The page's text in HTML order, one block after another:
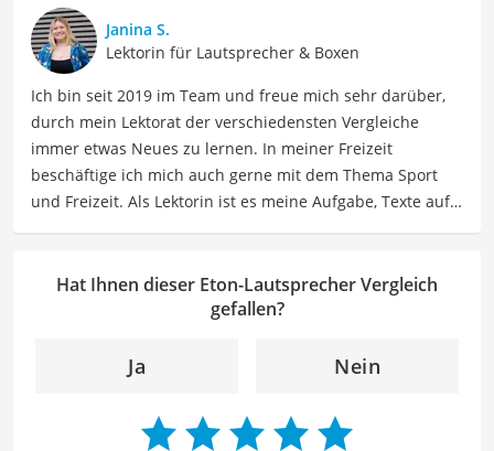
detaillierte Produktvergleiche, Kaufberatungen und
technische Analysen, um Verbrauchern dabei zu helfen,
sowohl informierte Entscheidungen zu treffen als auch
die besten elektronischen Lösungen für ihre Bedürfnisse
zu finden.
Der Eton-Lautsprecher-Vergleich ist aus unserer Sicht
besonders empfehlenswert fürMusikliebhaberund
Audiophile.
Janina S.
Lektorin für Lautsprecher & Boxen
Ich bin seit 2019 im Team und freue mich sehr darüber,
durch mein Lektorat der verschiedensten Vergleiche
immer etwas Neues zu lernen. In meiner Freizeit
beschäftige ich mich auch gerne mit dem Thema Sport
und Freizeit. Als Lektorin ist es meine Aufgabe, Texte auf
Autoren dabei zu helfen, ihre Botschaften klar und
effektiv zu kommunizieren. Durch meine Leidenschaft für
Interessen, bringe ich frische Perspektiven sowie neue
dass die Texte sowohl qualitativ hochwertig als auch
ansprechend sind.
Hat Ihnen dieser Eton-Lautsprecher Vergleich
gefallen?
Ja Nein